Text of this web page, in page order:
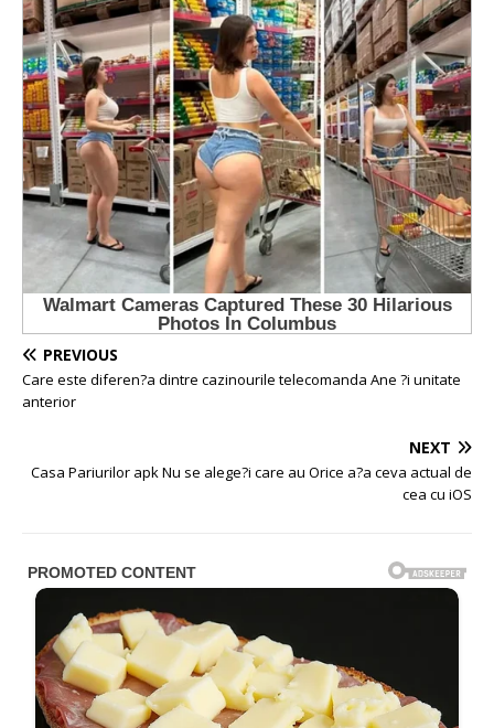
PREVIOUS
Care este diferen?a dintre cazinourile telecomanda Ane ?i unitate
anterior
NEXT
Casa Pariurilor apk Nu se alege?i care au Orice a?a ceva actual de
cea cu iOS